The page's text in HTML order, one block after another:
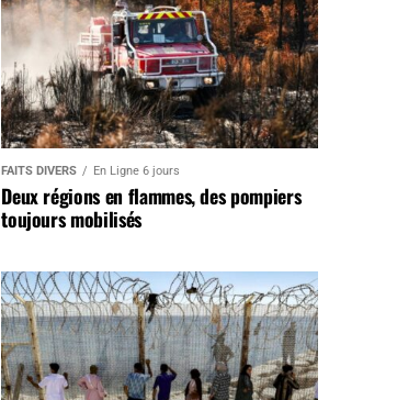
FAITS DIVERS En Ligne 6 jours
Deux régions en flammes, des pompiers
toujours mobilisés